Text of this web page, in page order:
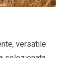
versatile